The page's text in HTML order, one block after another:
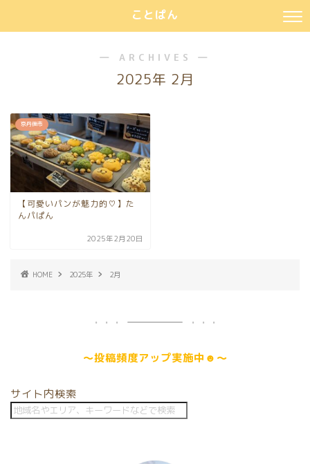
ことぱん
― ARCHIVES ―
2025年 2月
京丹後市
【可愛いパンが魅力的♡】た
んパぱん
2025年2月20日
HOME 2025年 2月
～投稿頻度アップ実施中☻～
サイト内検索